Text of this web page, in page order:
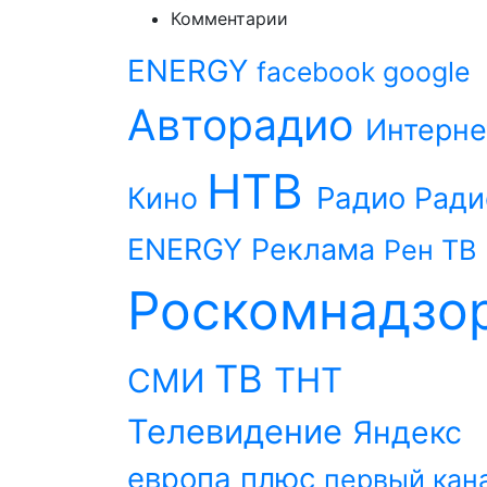
Комментарии
ENERGY facebook google
Авторадио
Кино НТВ Радио
ENERGY Реклама Рен ТВ
СМИ ТВ ТНТ
Телевидение Яндекс
европа плюс первый